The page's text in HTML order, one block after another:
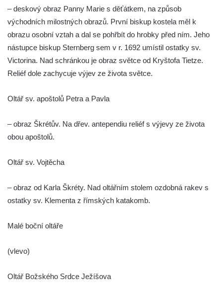
Kostel svatého Bartoloměje v Teplicích
Kostel svatého Jana Křtitele na Zámeckém
náměstí v Teplicích
Chrám Povýšení svatého Kříže na
Zámeckém náměstí v Teplicích
Výklenková kaple u vodojemu v severní
Kaple u kostela svatého Jakuba Většího
Kostel svatého Jakuba Většího (Staršího) u
Kostel svatých Petra a Pavla v Želkovicích
nad Ploučnicí
Kostel Narození Panny Marie v Benešově
Hrobka rodiny Rohn na hřbitově v
– deskový obraz Panny Marie s děťátkem, na způsob
východních milostných obrazů. První biskup kostela měl k
obrazu osobní vztah a dal se pohřbít do hrobky před ním. Jeho
nástupce biskup Sternberg sem v r. 1692 umístil ostatky sv.
Victorina. Nad schránkou je obraz světce od Kryštofa Tietze.
Reliéf dole zachycuje výjev ze života světce.
Oltář sv. apoštolů Petra a Pavla
– obraz Škrétův. Na dřev. antependiu reliéf s výjevy ze života
obou apoštolů.
Oltář sv. Vojtěcha
– obraz od Karla Škréty. Nad oltářním stolem ozdobná rakev s
ostatky sv. Klementa z římských katakomb.
Malé boční oltáře
(vlevo)
Oltář Božského Srdce Ježíšova